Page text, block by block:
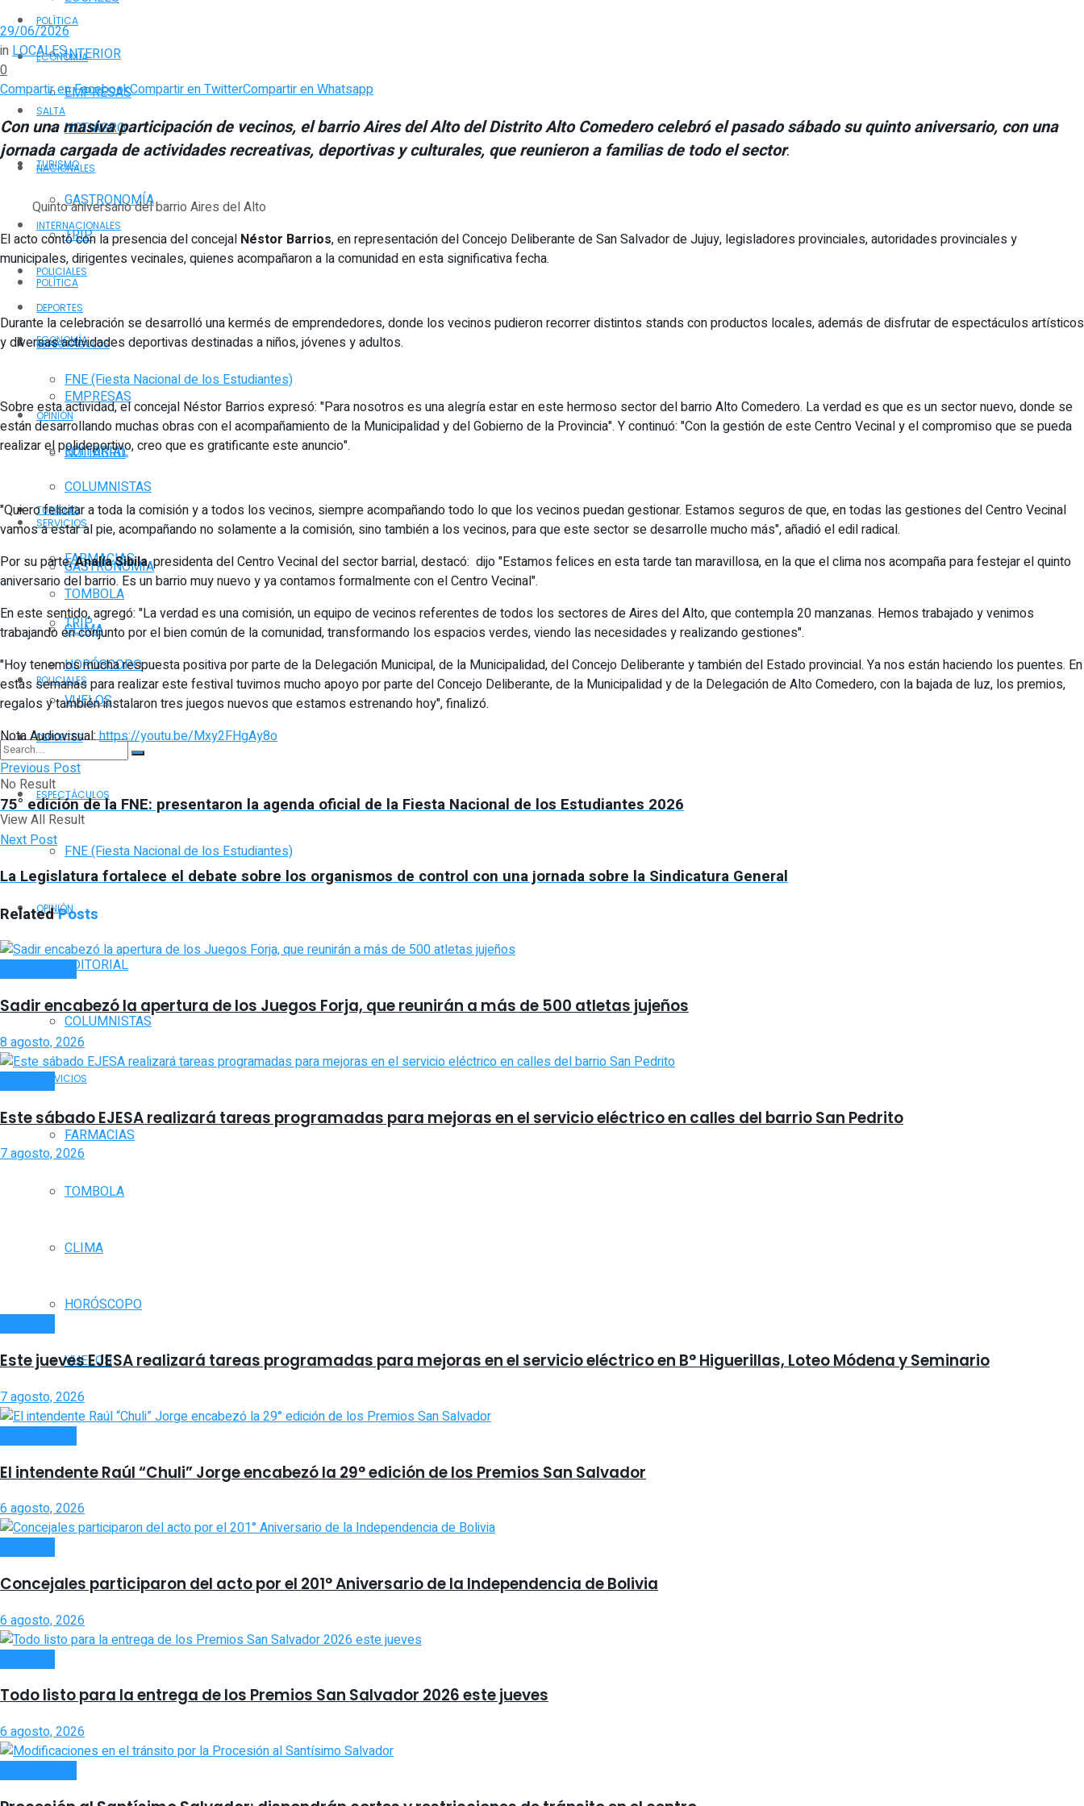
POLÍTICA
ECONOMÍA
EMPRESAS
NOTIAGRO
TURISMO
GASTRONOMÍA
TRIP
POLICIALES
DEPORTES
ESPECTÁCULOS
FNE (Fiesta Nacional de los Estudiantes)
OPINIÓN
EDITORIAL
COLUMNISTAS
SERVICIOS
FARMACIAS
TOMBOLA
CLIMA
HORÓSCOPO
VUELOS
No Result
View All Result
INTERIOR
SALTA
NACIONALES
INTERNACIONALES
POLÍTICA
ECONOMÍA
EMPRESAS
NOTIAGRO
TURISMO
GASTRONOMÍA
TRIP
POLICIALES
DEPORTES
ESPECTÁCULOS
FNE (Fiesta Nacional de los Estudiantes)
OPINIÓN
EDITORIAL
COLUMNISTAS
SERVICIOS
FARMACIAS
TOMBOLA
CLIMA
HORÓSCOPO
VUELOS
29/06/2026
inLOCALES
0
Compartir en FacebookCompartir en TwitterCompartir en Whatsapp
Con una masiva participación de vecinos, el barrio Aires del Alto del Distrito Alto Comedero celebró el pasado sábado su quinto aniversario, con una
jornada cargada de actividades recreativas, deportivas y culturales, que reunieron a familias de todo el sector.
Quinto aniversario del barrio Aires del Alto
El acto contó con la presencia del concejal Néstor Barrios, en representación del Concejo Deliberante de San Salvador de Jujuy, legisladores provinciales, autoridades provinciales y
municipales, dirigentes vecinales, quienes acompañaron a la comunidad en esta significativa fecha.
Durante la celebración se desarrolló una kermés de emprendedores, donde los vecinos pudieron recorrer distintos stands con productos locales, además de disfrutar de espectáculos artísticos
y diversas actividades deportivas destinadas a niños, jóvenes y adultos.
Sobre esta actividad, el concejal Néstor Barrios expresó: "Para nosotros es una alegría estar en este hermoso sector del barrio Alto Comedero. La verdad es que es un sector nuevo, donde se
están desarrollando muchas obras con el acompañamiento de la Municipalidad y del Gobierno de la Provincia". Y continuó: "Con la gestión de este Centro Vecinal y el compromiso que se pueda
realizar el polideportivo, creo que es gratificante este anuncio".
"Quiero felicitar a toda la comisión y a todos los vecinos, siempre acompañando todo lo que los vecinos puedan gestionar. Estamos seguros de que, en todas las gestiones del Centro Vecinal
vamos a estar al pie, acompañando no solamente a la comisión, sino también a los vecinos, para que este sector se desarrolle mucho más", añadió el edil radical.
Por su parte,Analía Sibila, presidenta del Centro Vecinal del sector barrial, destacó: dijo "Estamos felices en esta tarde tan maravillosa, en la que el clima nos acompaña para festejar el quinto
aniversario del barrio. Es un barrio muy nuevo y ya contamos formalmente con el Centro Vecinal".
En este sentido, agregó: "La verdad es una comisión, un equipo de vecinos referentes de todos los sectores de Aires del Alto, que contempla 20 manzanas. Hemos trabajado y venimos
trabajando en conjunto por el bien común de la comunidad, transformando los espacios verdes, viendo las necesidades y realizando gestiones".
"Hoy tenemos mucha respuesta positiva por parte de la Delegación Municipal, de la Municipalidad, del Concejo Deliberante y también del Estado provincial. Ya nos están haciendo los puentes. En
estas semanas para realizar este festival tuvimos mucho apoyo por parte del Concejo Deliberante, de la Municipalidad y de la Delegación de Alto Comedero, con la bajada de luz, los premios,
regalos y también instalaron tres juegos nuevos que estamos estrenando hoy", finalizó.
Nota Audiovisual:https://youtu.be/Mxy2FHgAy8o
Previous Post
75° edición de la FNE: presentaron la agenda oficial de la Fiesta Nacional de los Estudiantes 2026
Next Post
La Legislatura fortalece el debate sobre los organismos de control con una jornada sobre la Sindicatura General
RelatedPosts
Sadir encabezó la apertura de los Juegos Forja, que reunirán a más de 500 atletas jujeños
8 agosto, 2026
Este sábado EJESA realizará tareas programadas para mejoras en el servicio eléctrico en calles del barrio San Pedrito
7 agosto, 2026
Este jueves EJESA realizará tareas programadas para mejoras en el servicio eléctrico en B° Higuerillas, Loteo Módena y Seminario
7 agosto, 2026
El intendente Raúl “Chuli” Jorge encabezó la 29° edición de los Premios San Salvador
6 agosto, 2026
Concejales participaron del acto por el 201° Aniversario de la Independencia de Bolivia
6 agosto, 2026
Todo listo para la entrega de los Premios San Salvador 2026 este jueves
6 agosto, 2026